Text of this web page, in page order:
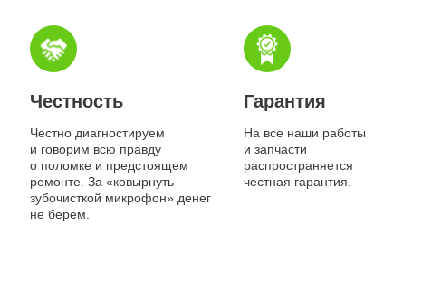
На все наши работы
и запчасти
распространяется
честная гарантия.
Честно диагностируем
и говорим всю правду
о поломке и предстоящем
ремонте. За «ковырнуть
зубочисткой микрофон» денег
не берём.
Гарантия
Честность